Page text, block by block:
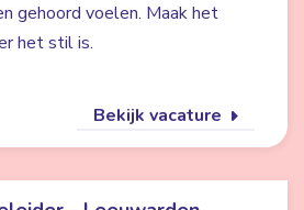
gehoord voelen. Maak het
het stil is.
Bekijk vacature